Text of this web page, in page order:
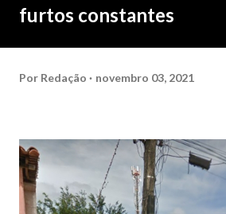
furtos constantes
Por Redação novembro 03, 2021